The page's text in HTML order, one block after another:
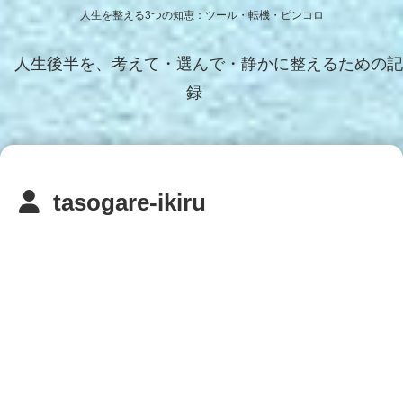
人生を整える3つの知恵：ツール・転機・ピンコロ
人生後半を、考えて・選んで・静かに整えるための記
録
tasogare-ikiru